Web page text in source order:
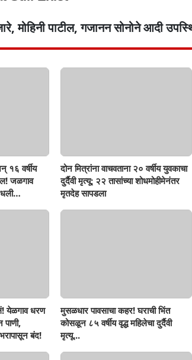
मोहिनी पाटील, गजानन सोनोने आदी
१६ वर्षीय
जळगाव
दोन मित्रांना वाचवताना २० वर्षीय युवकाचा
दुर्दैवी मृत्यू; २२ तासांच्या शोधमोहीमेनंतर
मृतदेह सापडला
येळगाव धरण
बंद!
मुसळधार पावसाचा कहर! घराची भिंत
कोसळून ८५ वर्षीय वृद्ध महिलेचा दुर्दैवी
मृत्यू...